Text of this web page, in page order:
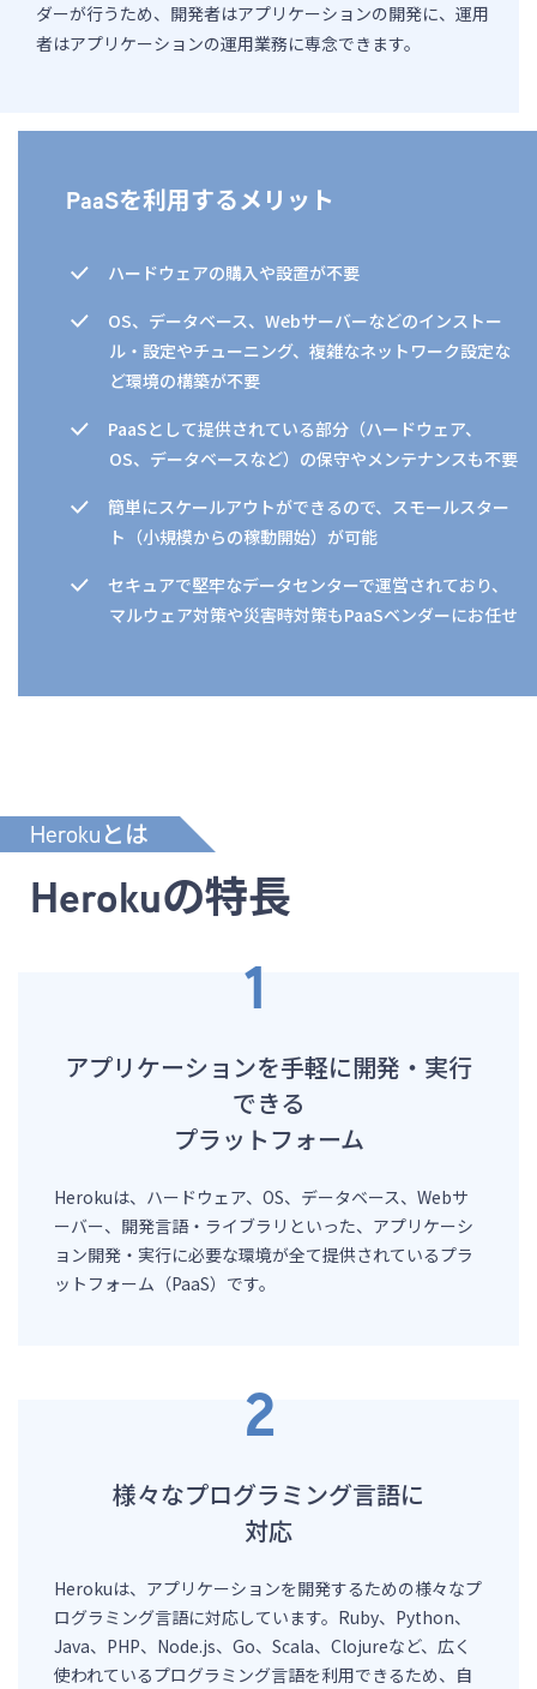
ダーが行うため、開発者はアプリケーションの開発に、運用
者はアプリケーションの運用業務に専念できます。
PaaSを利用するメリット
ハードウェアの購入や設置が不要
OS、データベース、Webサーバーなどのインストー
ル・設定やチューニング、複雑なネットワーク設定な
ど環境の構築が不要
PaaSとして提供されている部分（ハードウェア、
OS、データベースなど）の保守やメンテナンスも不要
簡単にスケールアウトができるので、スモールスター
ト（小規模からの稼動開始）が可能
セキュアで堅牢なデータセンターで運営されており、
マルウェア対策や災害時対策もPaaSベンダーにお任せ
Herokuとは
Herokuの特長
アプリケーションを手軽に開発・実行
できる
プラットフォーム
Herokuは、ハードウェア、OS、データベース、Webサ
ーバー、開発言語・ライブラリといった、アプリケーシ
ョン開発・実行に必要な環境が全て提供されているプラ
ットフォーム（PaaS）です。
様々なプログラミング言語に
対応
Herokuは、アプリケーションを開発するための様々なプ
ログラミング言語に対応しています。Ruby、Python、
Java、PHP、Node.js、Go、Scala、Clojureなど、広く
使われているプログラミング言語を利用できるため、自